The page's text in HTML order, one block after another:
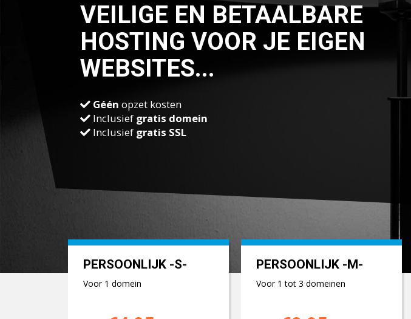
VEILIGE EN BETAALBARE
HOSTING VOOR JE EIGEN
WEBSITES...
Géén opzet kosten
Inclusief gratis domein
Inclusief gratis SSL
PERSOONLIJK -S-
Voor 1 domein
PERSOONLIJK -M-
Voor 1 tot 3 domeinen